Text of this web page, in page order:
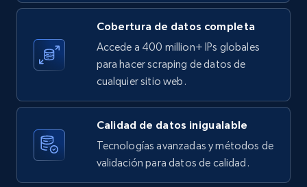
Cobertura de datos completa
Accede a 400 million+ IPs globales
para hacer scraping de datos de
cualquier sitio web.
Calidad de datos inigualable
Tecnologías avanzadas y métodos de
validación para datos de calidad.